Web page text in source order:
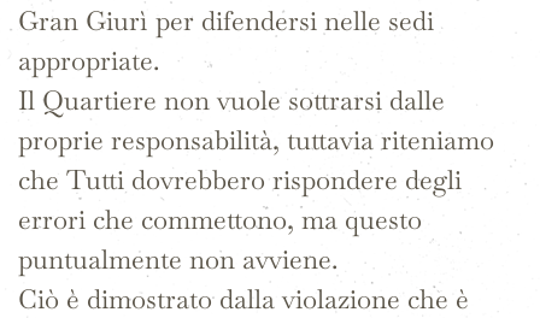
Gran Giurì per difendersi nelle sedi
appropriate.
Il Quartiere non vuole sottrarsi dalle
proprie responsabilità, tuttavia riteniamo
che Tutti dovrebbero rispondere degli
errori che commettono, ma questo
puntualmente non avviene.
Ciò è dimostrato dalla violazione che è